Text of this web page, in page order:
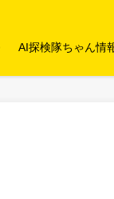
AI探検隊ちゃん情